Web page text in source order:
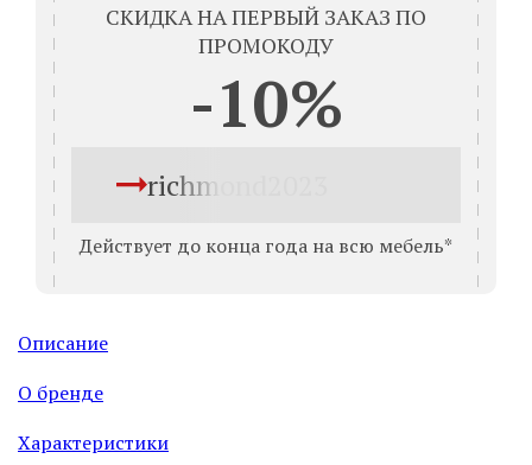
СКИДКА НА ПЕРВЫЙ ЗАКАЗ ПО
ПРОМОКОДУ
-10%
richmond2023
Действует до конца года на всю мебель*
Описание
О бренде
Характеристики